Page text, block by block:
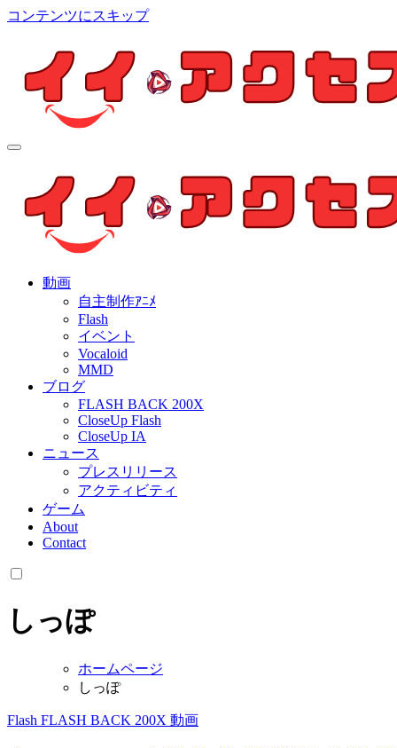
コンテンツにスキップ
個人制作アニメを中心とした動画紹介ブログ
動画
自主制作ｱﾆﾒ
Flash
イベント
Vocaloid
MMD
ブログ
FLASH BACK 200X
CloseUp Flash
CloseUp IA
ニュース
プレスリリース
アクティビティ
ゲーム
About
Contact
しっぽ
ホームページ
しっぽ
Flash FLASH BACK 200X 動画